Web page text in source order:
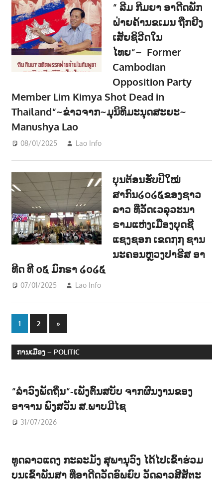
“ ລີມ ກີມຍາ ອາດີດພັກ
ຝ່າຍຄ້ານຂເມນ ຖືກຍີງ
ເສັຍຊິວີດໃນ
ໄທຍ“~ Former
Cambodian
Opposition Party
Member Lim Kimya Shot Dead in
Thailand“~ຂ່າວຈາກ~ມຸນິທິມະນຸດສະຍະ~
Manushya Lao
08/01/2025 Lao Info
ບຸນຕ້ອນຮັບປີໃໝ່
ສາກົນ໒໐໒໕ຂອງຊາວ
ລາວ ທີ່ວັດເວລຸວະນາ
ຣາມແຫ່ງເມືອງບຸດຊີ
ແຊງຊອກ ເຂດ໗໗ ຊານ
ນະຄອນຫຼວງປາຣີສ ອາ
ທີດ ທີ ໐໕ ມົກຣາ ໒໐໒໕
07/01/2025 Lao Info
Posts
navigation
1 2
Next
Posts
»
ການເມືອງ – POLITIC
“ລຳວົງພັດຖິ່ນ“-ເພັງຕົ້ນສບັບ ຈາກຜົນງານຂອງ
ອາຈານ ພົງສວັນ ສ.ພາບມີໄຊ
31/07/2026
ທູດລາວແດງ ກະລະມັງ ສຸພານຸວົງ ໄດ້ໄປເຂົ້າຮ່ວມ
ບຸນເຂົ້າພັນສາ ທີ່ອາດີດວັດອົພຍົບ ວັດລາວສີສັຕະ